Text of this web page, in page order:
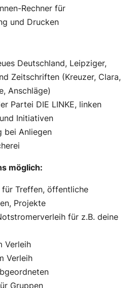
Rechner für
und Drucken
Deutschland, Leipziger,
Zeitschriften (Kreuzer, Clara,
Anschläge)
Partei DIE LINKE, linken
Initiativen
bei Anliegen
möglich:
für Treffen, öffentliche
Projekte
für z.B. deine
Verleih
Verleih
Gruppen